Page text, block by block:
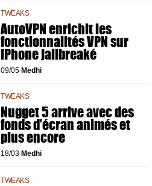
TWEAKS
AutoVPN enrichit les
fonctionnalités VPN sur
iPhone jailbreaké
09/05 Medhi
TWEAKS
Nugget 5 arrive avec des
fonds d’écran animés et
plus encore
18/03 Medhi
TWEAKS